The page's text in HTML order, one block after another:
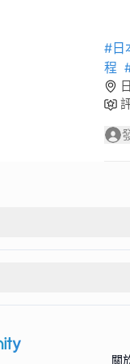
#日
程
關